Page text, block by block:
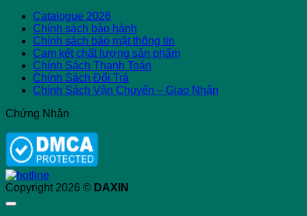
Catalogue 2026
Chính sách bảo hành
Chính sách bảo mật thông tin
Cam kết chất lượng sản phẩm
Chính Sách Thanh Toán
Chính Sách Đổi Trả
Chính Sách Vận Chuyển – Giao Nhận
Chứng Nhận
Copyright 2026 © DAXIN